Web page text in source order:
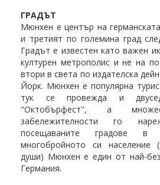
ГРАДЪТ
Мюнхен е център на
и третият по големина град
Градът е известен като важен
културен метрополис и не на
втори в света по издателска
Йорк. Мюнхен е популярна
тук се провежда и
"Октобърфест", а
забележителности го
посещаваните градове в
многобройното си население
души) Мюнхен е един от най-
Германия.